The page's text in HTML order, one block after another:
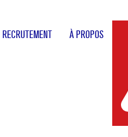
RECRUTEMENT À PROPOS